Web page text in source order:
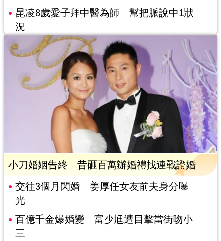
昆凌8歲愛子拜中醫為師 幫把脈說中1狀
況
小刀婚姻告終 昔砸百萬辦婚禮找連戰證婚
交往3個月閃婚 姜厚任女友前夫身分曝
光
百億千金爆婚變 富少尪遭目擊當街吻小
三